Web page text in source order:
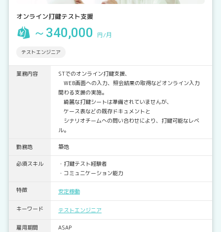
オンライン打鍵テスト支援
～340,000 円/月
テストエンジニア
業務内容
STでのオンライン打鍵支援、
WEB画面への入力、照会結果の取得などオンライン入力
関わる支援の実施。
綺麗な打鍵シートは準備されていませんが、
ケース表などの既存ドキュメントと
シナリオチームへの問い合わせにより、打鍵可能なレベ
ル。
勤務地 築地
必須スキル
・打鍵テスト経験者
・コミュニケーション能力
特徴 安定稼働
キーワード テストエンジニア
雇用期間 ASAP